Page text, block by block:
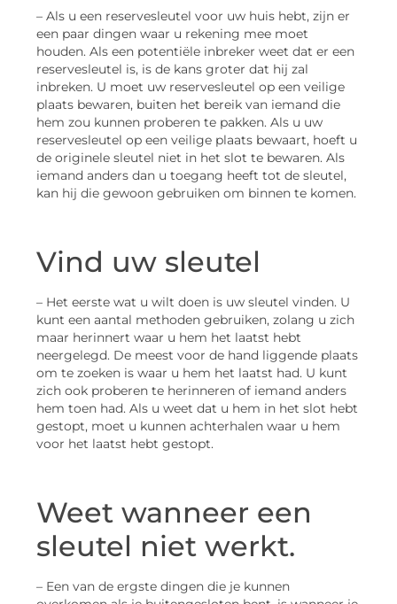
– Als u een reservesleutel voor uw huis hebt, zijn er
een paar dingen waar u rekening mee moet
houden. Als een potentiële inbreker weet dat er een
reservesleutel is, is de kans groter dat hij zal
inbreken. U moet uw reservesleutel op een veilige
plaats bewaren, buiten het bereik van iemand die
hem zou kunnen proberen te pakken. Als u uw
reservesleutel op een veilige plaats bewaart, hoeft u
de originele sleutel niet in het slot te bewaren. Als
iemand anders dan u toegang heeft tot de sleutel,
kan hij die gewoon gebruiken om binnen te komen.
Vind uw sleutel
– Het eerste wat u wilt doen is uw sleutel vinden. U
kunt een aantal methoden gebruiken, zolang u zich
maar herinnert waar u hem het laatst hebt
neergelegd. De meest voor de hand liggende plaats
om te zoeken is waar u hem het laatst had. U kunt
zich ook proberen te herinneren of iemand anders
hem toen had. Als u weet dat u hem in het slot hebt
gestopt, moet u kunnen achterhalen waar u hem
voor het laatst hebt gestopt.
Weet wanneer een
sleutel niet werkt.
– Een van de ergste dingen die je kunnen